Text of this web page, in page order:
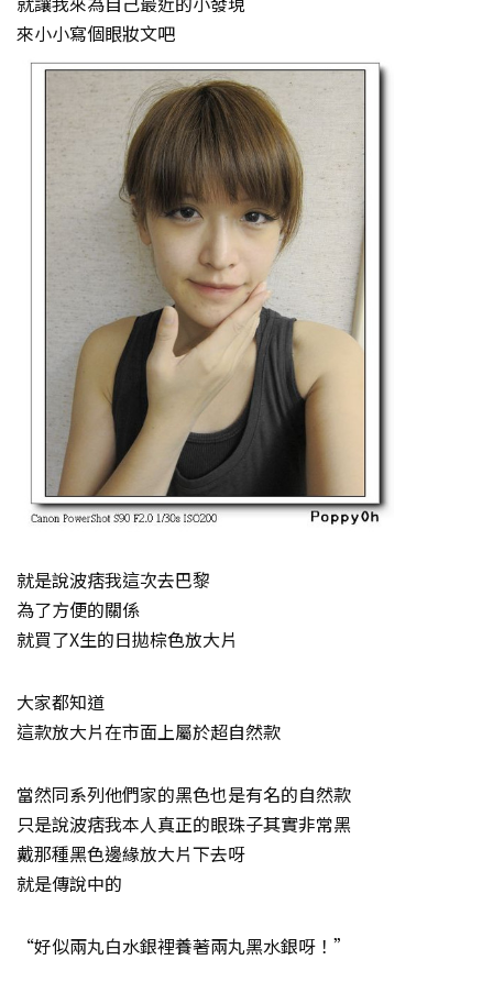
來小小寫個眼妝文吧
就是說波痞我這次去巴黎
為了方便的關係
就買了X生的日拋棕色放大片
大家都知道
這款放大片在市面上屬於超自然款
當然同系列他們家的黑色也是有名的自然款
只是說波痞我本人真正的眼珠子其實非常黑
戴那種黑色邊緣放大片下去呀
就是傳說中的
“好似兩丸白水銀裡養著兩丸黑水銀呀！”